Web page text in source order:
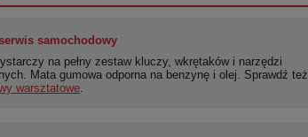
samochodowy
na pełny zestaw kluczy, wkrętaków i narzędzi
Mata gumowa odporna na benzynę i olej. Sprawdź też
warsztatowe